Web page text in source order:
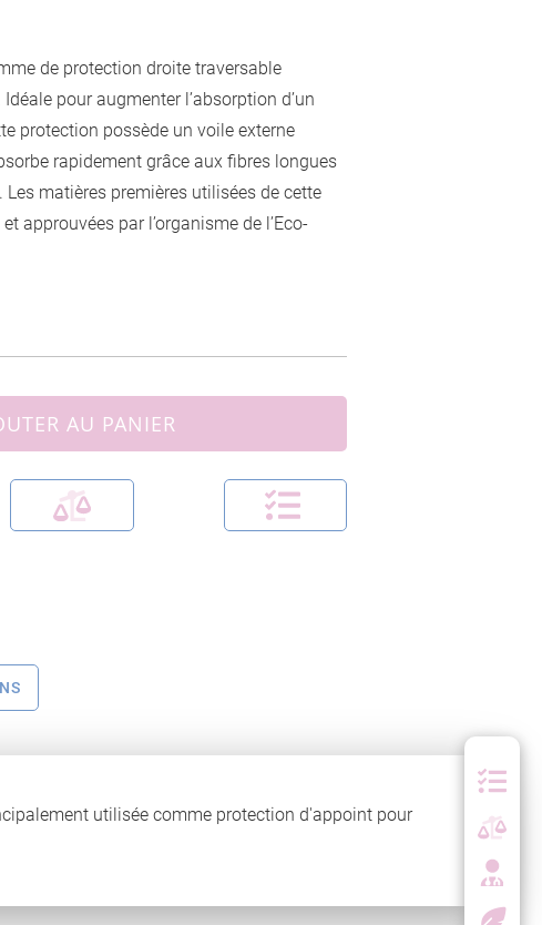
de protection droite traversable
pour augmenter l’absorption d’un
protection possède un voile externe
rapidement grâce aux fibres longues
matières premières utilisées de cette
approuvées par l’organisme de l’Eco-
AU PANIER
utilisée comme protection d'appoint pour